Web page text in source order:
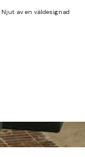
Njut av en väldesignad